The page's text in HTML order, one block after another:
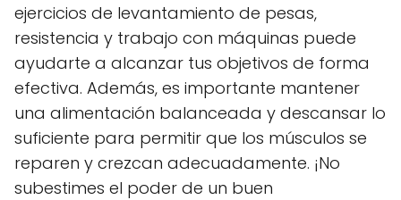
ejercicios de levantamiento de pesas,
resistencia y trabajo con máquinas puede
ayudarte a alcanzar tus objetivos de forma
efectiva. Además, es importante mantener
una alimentación balanceada y descansar lo
suficiente para permitir que los músculos se
reparen y crezcan adecuadamente. ¡No
subestimes el poder de un buen